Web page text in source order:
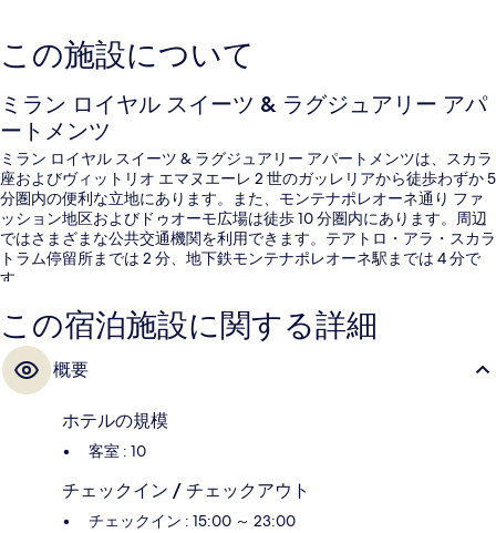
この施設について
ミラン ロイヤル スイーツ & ラグジュアリー アパ
ートメンツ
ミラン ロイヤル スイーツ & ラグジュアリー アパートメンツは、スカラ
座およびヴィットリオ エマヌエーレ 2 世のガッレリアから徒歩わずか 5
分圏内の便利な立地にあります。また、モンテナポレオーネ通り ファ
ッション地区およびドゥオーモ広場は徒歩 10 分圏内にあります。周辺
ではさまざまな公共交通機関を利用できます。テアトロ・アラ・スカラ
トラム停留所までは 2 分、地下鉄モンテナポレオーネ駅までは 4 分で
す。
この宿泊施設に関する詳細
概要
ホテルの規模
客室 : 10
チェックイン / チェックアウト
チェックイン : 15:00 ～ 23:00